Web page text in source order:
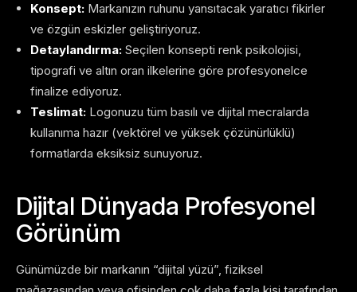
Konsept: Markanızın ruhunu yansıtacak yaratıcı fikirler
ve özgün eskizler geliştiriyoruz.
Detaylandırma: Seçilen konsepti renk psikolojisi,
tipografi ve altın oran ilkelerine göre profesyonelce
finalize ediyoruz.
Teslimat: Logonuzu tüm basılı ve dijital mecralarda
kullanıma hazır (vektörel ve yüksek çözünürlüklü)
formatlarda eksiksiz sunuyoruz.
Dijital Dünyada Profesyonel
Görünüm
Günümüzde bir markanın “dijital yüzü”, fiziksel